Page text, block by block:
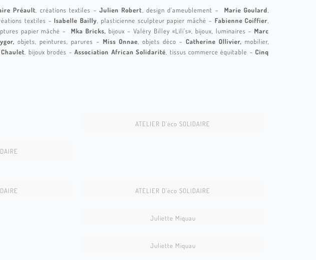
Préault , créations textiles –Julien Robert , design d’ameublement – Marie Goulard
textiles –Isabelle Bailly , plasticienne sculpteur papier mâché – Fabienne Coiffier
papier mâché –Mka Bricks, bijoux – Valéry Billey «Lili’s», bijoux, luminaires –Marc
objets, peintures, parures – Miss Onnae , objets déco –Catherine Ollivier, mobilier,
, bijoux brodés –Association African Solidarité , tissus commerce équitable –Cinq
ATELIER D’éco SOLIDAIRE
ATELIER D’éco SOLIDAIRE
Juliette Miquau
Juliette Miquau